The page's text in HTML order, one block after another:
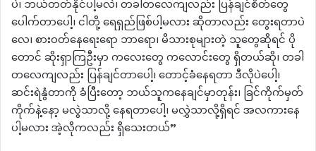
ပဲ၊ ဘယ်တတ်နိုင်ပါ့မလဲ၊ တခါတလေကျလည်း ပြန်ချင်စိတ်တွေ
ပေါက်တာပေါ့၊ ငါတို့ ရေရှည်ဖြစ်ပါ့မလား ဆိုတာလည်း တွေးရတာပဲ
လေ၊ စားဝတ်နေရေးရော ဘာရော၊ မိသားစုများတဲ့ သူတွေဆိုရင် ပို
တောင် ဆိုးရှာကြဦးမှာ ကလေးတွေ ကလောင်းတွေ ရှိတယ်ဆို၊ တခါ
တလေကျလည်း ပြန်ချင်တာပေါ့၊ တောင့်ခံနေရတာ ဒီလိုပဲပေါ့၊
ဆင်းရဲနွံတာကို ခံပြီးတော့ ဘယ်သူကနေချင်မှာတုန်း၊ ခြင်ကိုက်မှတ်
ကိုက်နဲ့နော့ မလွဲသာလို့ နေရတာပေါ့၊ မလွှဲသာလို့ရှိရင် အလကားနေ
ပါ့မလား အဲ့လိုကလည်း ရှိသေးတယ်”